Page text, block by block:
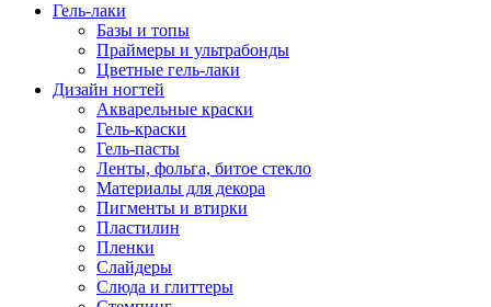
Гель-лаки
Базы и топы
Праймеры и ультрабонды
Цветные гель-лаки
Дизайн ногтей
Акварельные краски
Гель-краски
Гель-пасты
Ленты, фольга, битое стекло
Материалы для декора
Пигменты и втирки
Пластилин
Пленки
Слайдеры
Слюда и глиттеры